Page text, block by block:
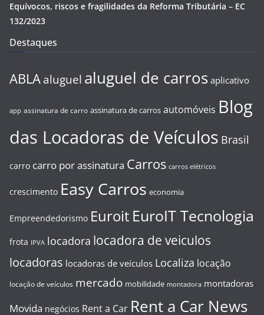
Equívocos, riscos e fragilidades da Reforma Tributária – EC
132/2023
Destaques
ABLA aluguel aluguel de carros aplicativo
app assinatura de carro assinatura de carros automóveis Blog
das Locadoras de Veículos Brasil
carro carro por assinatura Carros carros elétricos
crescimento Easy Carros economia
Empreendedorismo Euroit EuroIT Tecnologia
frota IPVA locadora locadora de veiculos
locadoras locadoras de veículos Localiza locação
locação de veículos mercado mobilidade montadora montadoras
Movida negócios Rent a Car Rent a Car News